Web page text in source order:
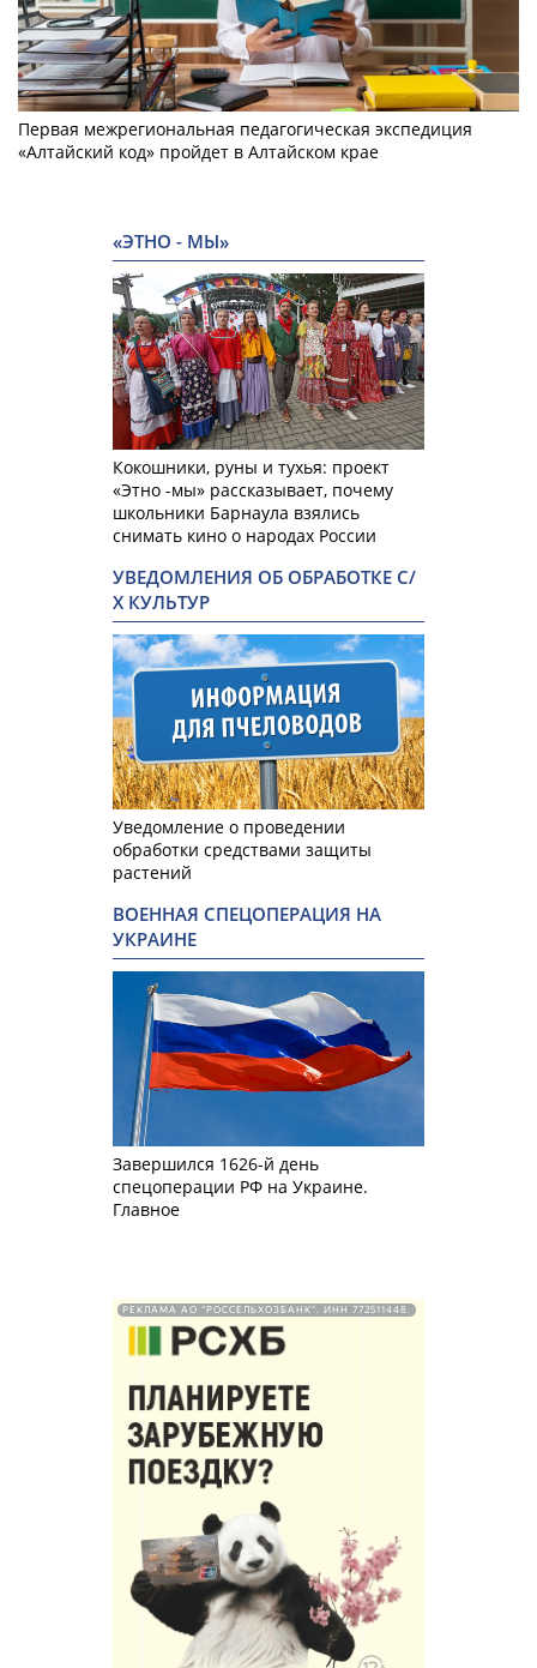
Первая межрегиональная педагогическая экспедиция
«Алтайский код» пройдет в Алтайском крае
«ЭТНО - МЫ»
Кокошники, руны и тухья: проект
«Этно -мы» рассказывает, почему
школьники Барнаула взялись
снимать кино о народах России
УВЕДОМЛЕНИЯ ОБ ОБРАБОТКЕ С/
Х КУЛЬТУР
Уведомление о проведении
обработки средствами защиты
растений
ВОЕННАЯ СПЕЦОПЕРАЦИЯ НА
УКРАИНЕ
Завершился 1626-й день
спецоперации РФ на Украине.
Главное
РЕКЛАМА АО "РОССЕЛЬХОЗБАНК". ИНН 772511448.